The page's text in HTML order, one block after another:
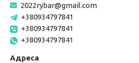
2022rybar@gmail.com
+380934797841
+380934797841
+380934797841